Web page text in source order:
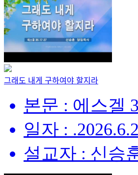
그래도 내게 구하여야 할지라
본문 : 에스겔
일자 :
설교자 : 신승